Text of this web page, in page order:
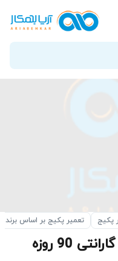
پکیج تعمیر پکیج بر اساس برند
90 روزه